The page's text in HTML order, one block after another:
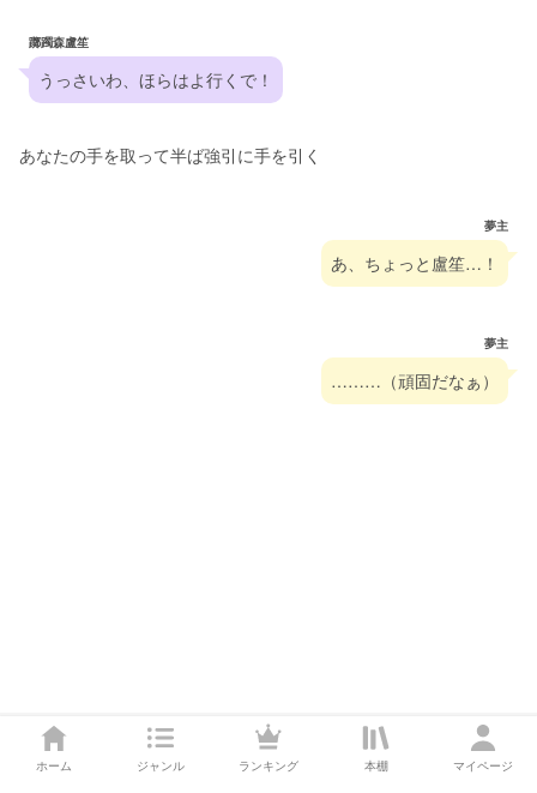
ホーム ジャンル ランキング 本棚 マイページ
躑躅森盧笙
うっさいわ、ほらはよ行くで！
あなたの手を取って半ば強引に手を引く
夢主
あ、ちょっと盧笙…！
夢主
………（頑固だなぁ）